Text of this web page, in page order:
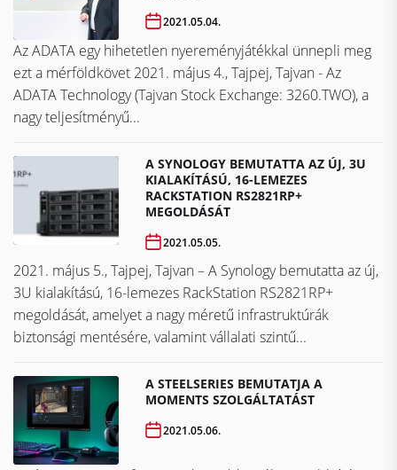
2021.05.04.
Az ADATA egy hihetetlen nyereményjátékkal ünnepli meg
ezt a mérföldkövet ​​​​​​​2021. május 4., Tajpej, Tajvan - Az
ADATA Technology (Tajvan Stock Exchange: 3260.TWO), a
nagy teljesítményű...
A SYNOLOGY BEMUTATTA AZ ÚJ, 3U
KIALAKÍTÁSÚ, 16-LEMEZES
RACKSTATION RS2821RP+
MEGOLDÁSÁT
2021.05.05.
2021. május 5., Tajpej, Tajvan – A Synology bemutatta az új,
3U kialakítású, 16-lemezes RackStation RS2821RP+
megoldását, amelyet a nagy méretű infrastruktúrák
biztonsági mentésére, valamint vállalati szintű...
A STEELSERIES BEMUTATJA A
MOMENTS SZOLGÁLTATÁST
2021.05.06.